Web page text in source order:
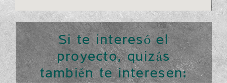
Si te interesó el
proyecto, quizás
también te interesen: